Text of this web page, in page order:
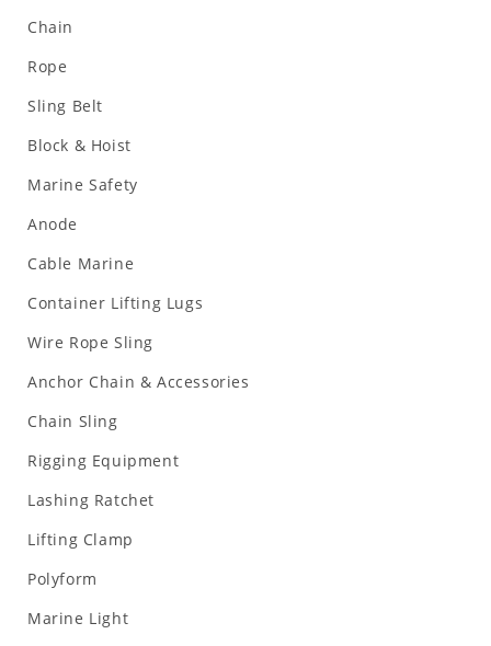
Chain
Rope
Sling Belt
Block & Hoist
Marine Safety
Anode
Cable Marine
Container Lifting Lugs
Wire Rope Sling
Anchor Chain & Accessories
Chain Sling
Rigging Equipment
Lashing Ratchet
Lifting Clamp
Polyform
Marine Light